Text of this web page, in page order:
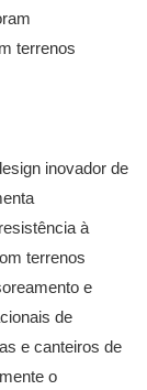
terrenos
inovador de
à
terrenos
e
de
e canteiros de
o